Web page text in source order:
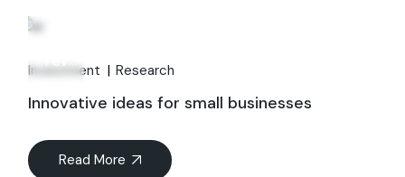
Fév
Investment Research
Innovative ideas for small businesses
Read More